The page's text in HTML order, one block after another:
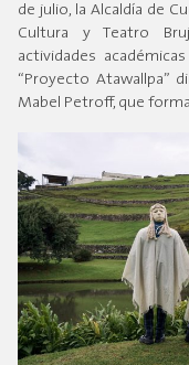
de julio, la Alcaldía de
Cultura y Teatro
actividades
“Proyecto Atawallpa”
Mabel Petroff, que